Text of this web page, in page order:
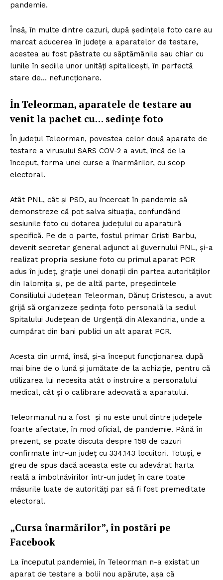
pandemie.
Însă, în multe dintre cazuri, după ședințele foto care au
marcat aducerea în județe a aparatelor de testare,
acestea au fost păstrate cu săptămânile sau chiar cu
lunile în sediile unor unități spitalicești, în perfectă
stare de… nefuncționare.
În Teleorman, aparatele de testare au
venit la pachet cu… sedințe foto
În județul Teleorman, povestea celor două aparate de
testare a virusului SARS COV-2 a avut, încă de la
început, forma unei curse a înarmărilor, cu scop
electoral.
Atât PNL, cât și PSD, au încercat în pandemie să
demonstreze că pot salva situația, confundând
sesiunile foto cu dotarea județului cu aparatură
specifică. Pe de o parte, fostul primar Cristi Barbu,
devenit secretar general adjunct al guvernului PNL, și-a
realizat propria sesiune foto cu primul aparat PCR
adus în județ, grație unei donații din partea autorităților
din Ialomița și, pe de altă parte, președintele
Consiliului Județean Teleorman, Dănuț Cristescu, a avut
grijă să organizeze ședința foto personală la sediul
Spitalului Județean de Urgență din Alexandria, unde a
cumpărat din bani publici un alt aparat PCR.
Acesta din urmă, însă, și-a început funcționarea după
mai bine de o lună și jumătate de la achiziție, pentru că
utilizarea lui necesita atât o instruire a personalului
medical, cât și o calibrare adecvată a aparatului.
Teleormanul nu a fost și nu este unul dintre județele
foarte afectate, în mod oficial, de pandemie. Până în
prezent, se poate discuta despre 158 de cazuri
confirmate într-un județ cu 334.143 locuitori. Totuși, e
greu de spus dacă aceasta este cu adevărat harta
reală a îmbolnăvirilor într-un județ în care toate
măsurile luate de autorități par să fi fost premeditate
electoral.
„Cursa înarmărilor”, în postări pe
Facebook
La începutul pandemiei, în Teleorman n-a existat un
aparat de testare a bolii nou apărute, așa că